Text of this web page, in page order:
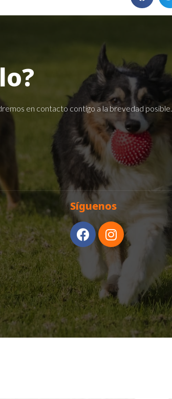
en contacto contigo a la brevedad posible.
Síguenos